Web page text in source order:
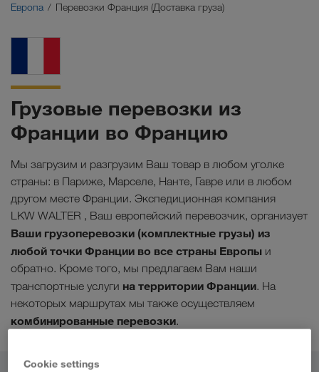
Европа Перевозки Франция (Доставка груза)
Грузовые перевозки из
Франции во Францию
Мы загрузим и разгрузим Ваш товар в любом уголке
страны: в Париже, Марселе, Нанте, Гавре или в любом
другом месте Франции. Экспедиционная компания
LKW WALTER , Ваш европейский перевозчик, организует
Ваши грузоперевозки (комплектные грузы) из
любой точки Франции во все страны Европы и
обратно. Кроме того, мы предлагаем Вам наши
транспортные услуги на территории Франции. На
некоторых маршрутах мы также осуществляем
комбинированные перевозки.
Cookie settings